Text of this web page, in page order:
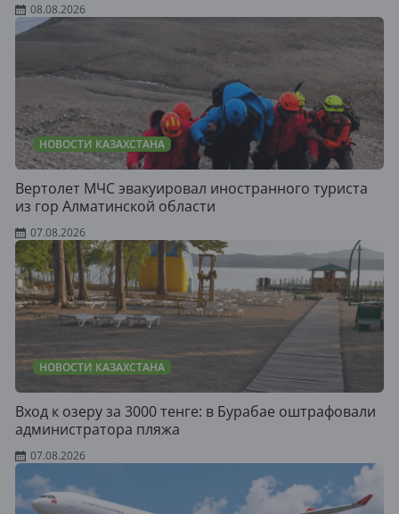
08.08.2026
НОВОСТИ КАЗАХСТАНА
Вертолет МЧС эвакуировал иностранного туриста
из гор Алматинской области
07.08.2026
НОВОСТИ КАЗАХСТАНА
Вход к озеру за 3000 тенге: в Бурабае оштрафовали
администратора пляжа
07.08.2026